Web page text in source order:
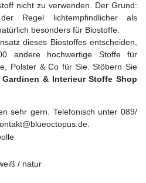
nicht zu verwenden. Der Grund:
Regel lichtempfindlicher als
besonders für Biostoffe.
dieses Biostoffes entscheiden,
andere hochwertige Stoffe für
Polster & Co für Sie. Stöbern Sie
Gardinen & Interieur Stoffe Shop
sehr gern. Telefonisch unter 089/
/ natur